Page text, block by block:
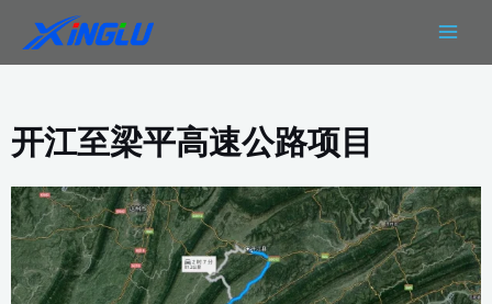
内
开江至梁平高速公路项目